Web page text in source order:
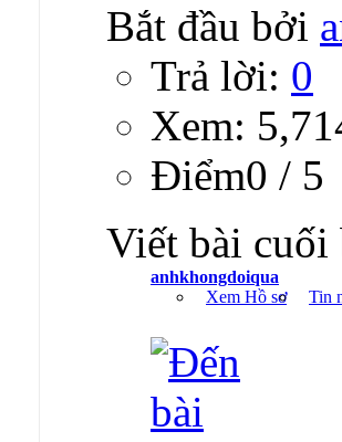
Bắt đầu bởi
Trả lời: 0
Xem:
Ðiểm0 / 5
Viết bài cuối
anhkhongdoiqua
Xem Hồ sơ
Tin